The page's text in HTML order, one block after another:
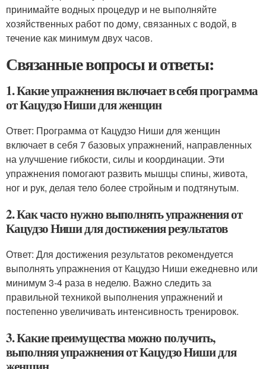
принимайте водных процедур и не выполняйте
хозяйственных работ по дому, связанных с водой, в
течение как минимум двух часов.
Связанные вопросы и ответы:
1. Какие упражнения включает в себя программа
от Кацудзо Ниши для женщин
Ответ: Программа от Кацудзо Ниши для женщин
включает в себя 7 базовых упражнений, направленных
на улучшение гибкости, силы и координации. Эти
упражнения помогают развить мышцы спины, живота,
ног и рук, делая тело более стройным и подтянутым.
2. Как часто нужно выполнять упражнения от
Кацудзо Ниши для достижения результатов
Ответ: Для достижения результатов рекомендуется
выполнять упражнения от Кацудзо Ниши ежедневно или
минимум 3-4 раза в неделю. Важно следить за
правильной техникой выполнения упражнений и
постепенно увеличивать интенсивность тренировок.
3. Какие преимущества можно получить,
выполняя упражнения от Кацудзо Ниши для